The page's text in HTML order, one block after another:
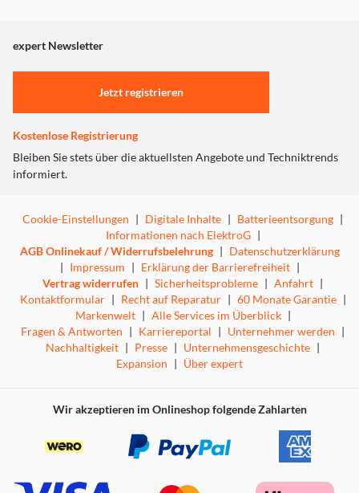
"Marketing".
Einstellungen anpassen
expert Newsletter
Jetzt registrieren
Kostenlose Registrierung
Bleiben Sie stets über die aktuellsten Angebote und Techniktrends
informiert.
Cookie-Einstellungen | Digitale Inhalte | Batterieentsorgung |
Informationen nach ElektroG |
AGB Onlinekauf / Widerrufsbelehrung | Datenschutzerklärung
| Impressum | Erklärung der Barrierefreiheit |
Vertrag widerrufen | Sicherheitsprobleme | Anfahrt |
Kontaktformular | Recht auf Reparatur | 60 Monate Garantie |
Markenwelt | Alle Services im Überblick |
Fragen & Antworten | Karriereportal | Unternehmer werden |
Nachhaltigkeit | Presse | Unternehmensgeschichte |
Expansion | Über expert
Wir akzeptieren im Onlineshop folgende Zahlarten